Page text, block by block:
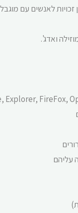
ואדג'.
עליהם